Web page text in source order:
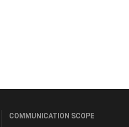
COMMUNICATION SCOPE